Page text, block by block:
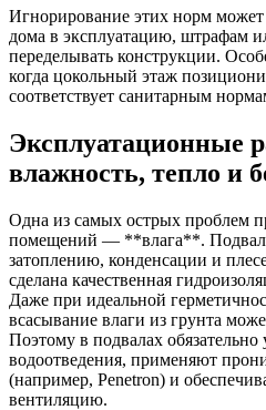
Игнорирование этих норм может
дома в эксплуатацию, штрафам
переделывать конструкции.
когда цокольный этаж
соответствует санитарным
Эксплуатационные
влажность, тепло и
Одна из самых острых проблем
помещений — **влага**.
затоплению, конденсации и
сделана качественная
Даже при идеальной
всасывание влаги из грунта
Поэтому в подвалах обязательно
водоотведения, применяют
(например, Penetron) и
вентиляцию.